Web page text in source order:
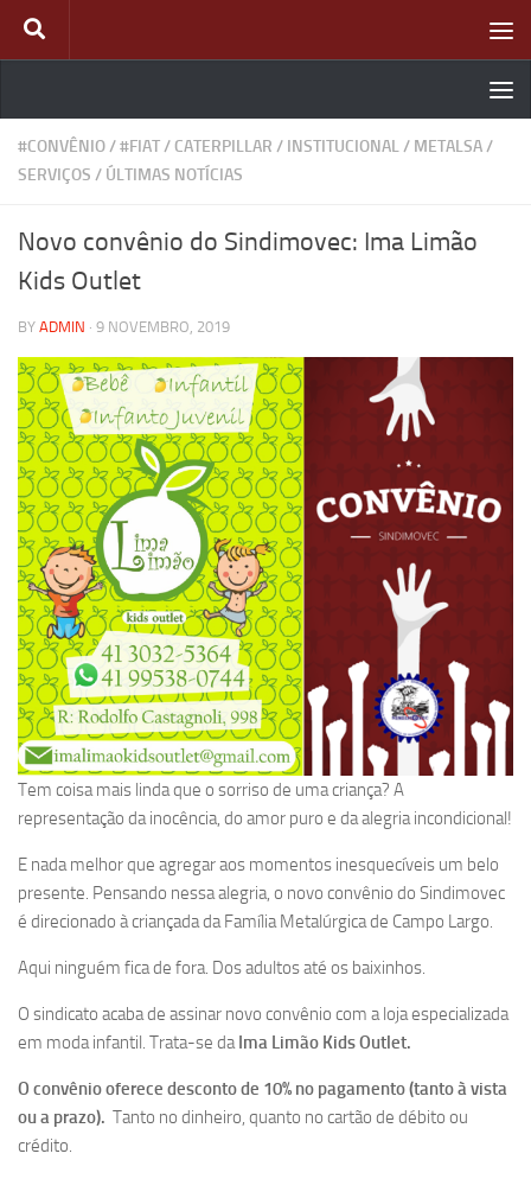
Skip to content
#CONVÊNIO/#FIAT/ CATERPILLAR / INSTITUCIONAL/ METALSA/
SERVIÇOS / ÚLTIMAS NOTÍCIAS
Novo convênio do Sindimovec: Ima Limão
Kids Outlet
BY ADMIN · 9 NOVEMBRO, 2019
Tem coisa mais linda que o sorriso de uma criança? A
representação da inocência, do amor puro e da alegria incondicional!
E nada melhor que agregar aos momentos inesquecíveis um belo
presente. Pensando nessa alegria, o novo convênio do Sindimovec
é direcionado à criançada da Família Metalúrgica de Campo Largo.
Aqui ninguém fica de fora. Dos adultos até os baixinhos.
O sindicato acaba de assinar novo convênio com a loja especializada
em moda infantil. Trata-se daIma Limão Kids Outlet.
O convênio oferece desconto de 10% no pagamento (tanto à vista
ou a prazo). Tanto no dinheiro, quanto no cartão de débito ou
crédito.